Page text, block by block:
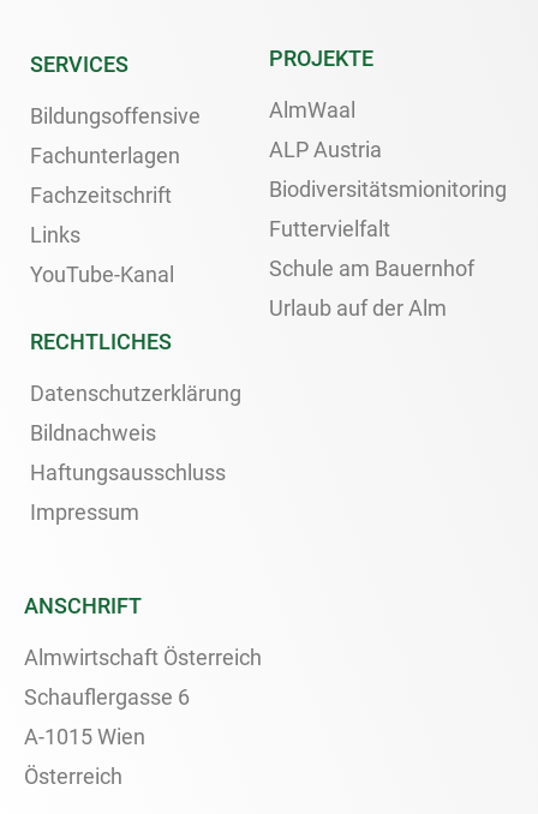
SERVICES
Bildungsoffensive
Fachunterlagen
Fachzeitschrift
Links
YouTube-Kanal
PROJEKTE
AlmWaal
ALP Austria
Biodiversitätsmionitoring
Futtervielfalt
Schule am Bauernhof
Urlaub auf der Alm
RECHTLICHES
Datenschutzerklärung
Bildnachweis
Haftungsausschluss
Impressum
ANSCHRIFT
Almwirtschaft Österreich
Schauflergasse 6
A-1015 Wien
Österreich